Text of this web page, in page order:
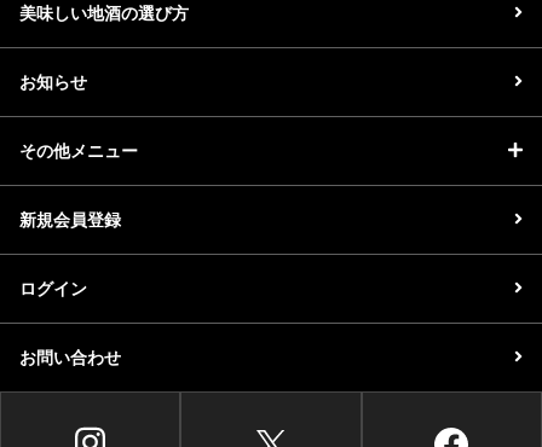
美味しい地酒の選び方
お知らせ
その他メニュー
新規会員登録
ログイン
お問い合わせ